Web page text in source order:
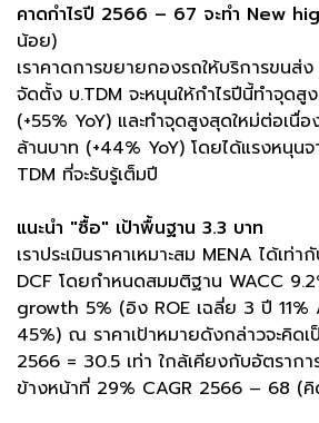
คาดกำไรปี 2566 – 67 จะทำ New
น้อย)
เราคาดการขยายกองรถให้บริการขนส่
จัดตั้ง บ.TDM จะหนุนให้กำไรปีนี้ทำจุด
(+55% YoY) และทำจุดสูงสุดใหม่ต่อเนื่อ
ล้านบาท (+44% YoY) โดยได้แรงหนุน
TDM ที่จะรับรู้เต็มปี
แนะนำ "ซื้อ" เป้าพื้นฐาน 3.3 บาท
เราประเมินราคาเหมาะสม MENA ได้เท่
DCF โดยกำหนดสมมติฐาน WACC
growth 5% (อิง ROE เฉลี่ย 3 ปี
45%) ณ ราคาเป้าหมายดังกล่าวจะคิด
2566 = 30.5 เท่า ใกล้เคียงกับอัตรากา
ข้างหน้าที่ 29% CAGR 2566 – 68 (คิ